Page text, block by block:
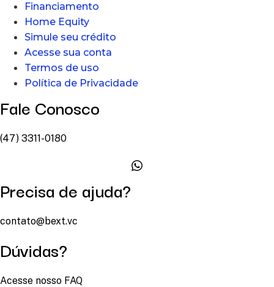
Financiamento
Home Equity
Simule seu crédito
Acesse sua conta
Termos de uso
Política de Privacidade
Fale Conosco
(47) 3311-0180
Precisa de ajuda?
contato@bext.vc
Dúvidas?
Acesse nosso FAQ